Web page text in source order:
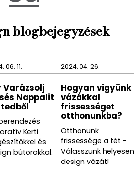
blogbejegyzések
06. 11.
Varázsolj
Nappalit
Kerti
és
bútorokkal.
2024. 04. 26.
Hogyan vigyünk
vázákkal
frissességet
otthonunkba?
Otthonunk
frissessége a tét -
Válasszunk helyesen
design vázát!